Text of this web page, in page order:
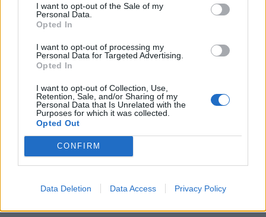
I want to opt-out of the Sale of my
Personal Data.
Opted In
I want to opt-out of processing my
Personal Data for Targeted Advertising.
Opted In
I want to opt-out of Collection, Use,
Retention, Sale, and/or Sharing of my
Personal Data that Is Unrelated with the
Purposes for which it was collected.
Opted Out
CONFIRM
Data Deletion Data Access Privacy Policy
22:05
Τζόκερ: Αυτοί είναι οι τυχεροί αριθμοί που κερδίζουν
Συρία: Βόμβα εξερράγη σε λεωφορείο κοντά στη
Δαμασκό – Τουλάχιστον 2 νεκροί και 13 τραυματίες
Απίστευτο περιστατικό σε αγώνα μπέιζμπολ: Μπαστούνι
παίκτη εκτοξεύτηκε στις κερκίδες και τραυμάτισε θεατή
- Δείτε βίντεο
ΠΕΡΙΣΣΟΤΕΡΑ